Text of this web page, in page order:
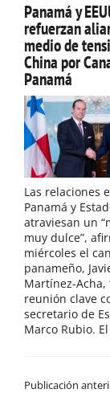
Panamá y
refuerzan
medio de
China por
Panamá
Las relaciones
Panamá y
atraviesan un
muy dulce”,
miércoles el
panameño,
Martínez-Acha,
reunión clave
secretario de
Marco Rubio.
Publicación